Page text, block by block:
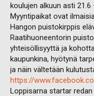
koulujen alkuun asti 21.6
Myyntipaikat ovat
Hangon puistokirppis
Raatihuoneentorin
yhteisöllisyyttä ja
kaupunkina, hyötynä
ja näin vältetään
https://
Loppisarna startar